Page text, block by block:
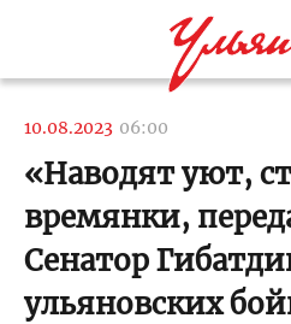
10.08.2023 06:00
«Наводят уют,
времянки,
Сенатор
ульяновских